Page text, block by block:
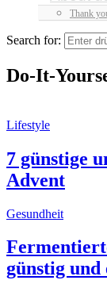
Thank
Search for:
Do-It-
Lifestyle
7 günstige
Advent
Gesundheit
günstig und